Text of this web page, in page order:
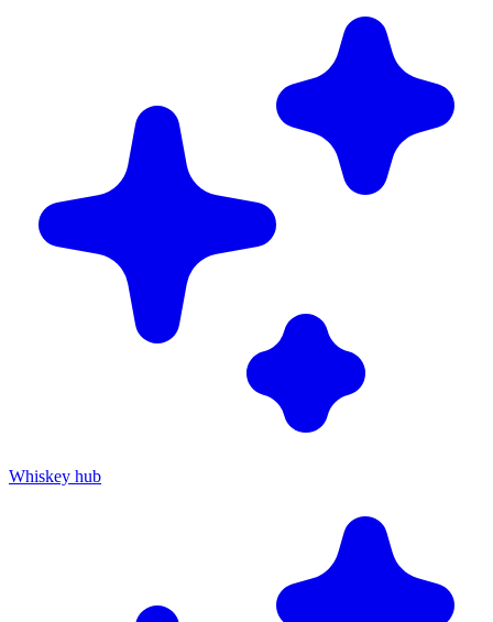
Whiskey hub